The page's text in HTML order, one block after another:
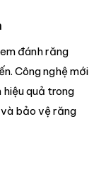
đánh răng
Công nghệ mới
quả trong
bảo vệ răng